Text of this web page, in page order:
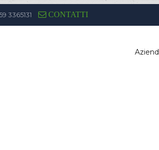
3365131 CONTATTI